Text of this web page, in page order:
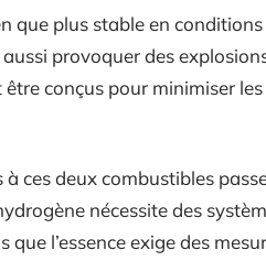
que plus stable en
provoquer des
être conçus pour minimiser
à ces deux combustibles
nécessite des
l’essence exige des